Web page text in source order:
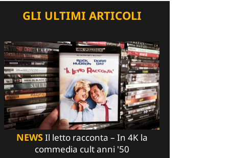
GLI ULTIMI ARTICOLI
NEWSIl letto racconta – In 4K la
commedia cult anni '50